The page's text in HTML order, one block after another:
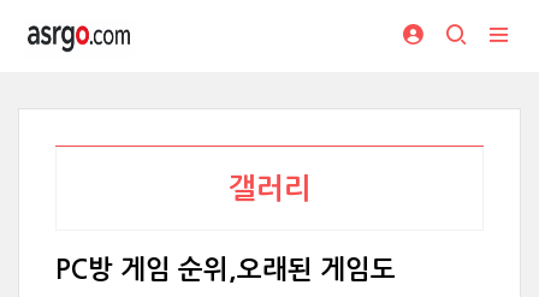
갤러리
PC방 게임 순위,오래된 게임도